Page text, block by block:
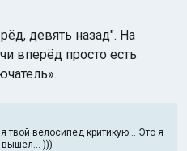
девять назад". На
вперёд просто есть
твой велосипед критикую... Это я
вышел... )))